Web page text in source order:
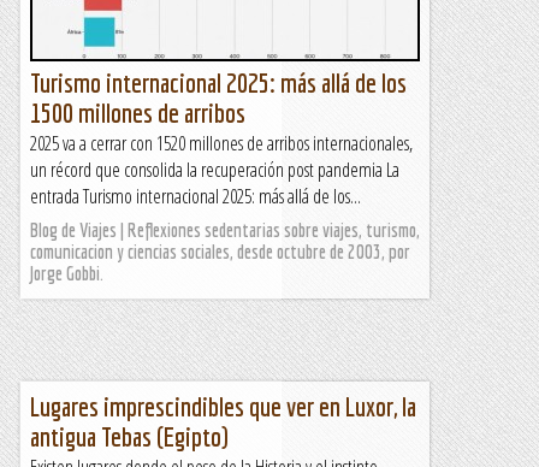
Turismo internacional 2025: más allá de los
1500 millones de arribos
2025 va a cerrar con 1520 millones de arribos internacionales,
un récord que consolida la recuperación post pandemia La
entrada Turismo internacional 2025: más allá de los...
Blog de Viajes | Reflexiones sedentarias sobre viajes, turismo,
comunicacion y ciencias sociales, desde octubre de 2003, por
Jorge Gobbi.
Lugares imprescindibles que ver en Luxor, la
antigua Tebas (Egipto)